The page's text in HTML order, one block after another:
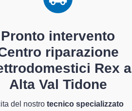
Pronto intervento
riparazione
Rex a
Alta Val Tidone
del nostro tecnico specializzato